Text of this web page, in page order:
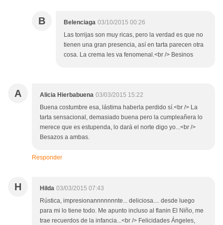
B Belenciaga 03/10/2015 00:26
Las torrijas son muy ricas, pero la verdad es que no
tienen una gran presencia, así en tarta parecen otra
cosa. La crema les va fenomenal.<br /> Besinos
A Alicia Hierbabuena 03/03/2015 15:22
Buena costumbre esa, lástima haberla perdido sí.<br /> La
tarta sensacional, demasiado buena pero la cumpleañera lo
merece que es estupenda, lo dará el norte digo yo...<br />
Besazos a ambas.
Responder
H Hilda 03/03/2015 07:43
Rústica, impresionannnnnnnte... deliciosa.... desde luego
para mi lo tiene todo. Me apunto incluso al flanin El Niño, me
trae recuerdos de la infancia...<br /> Felicidades Ángeles,